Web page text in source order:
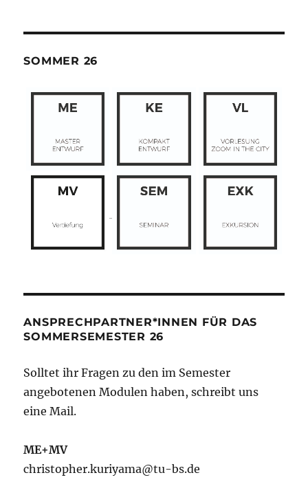
SOMMER 26
ANSPRECHPARTNER*INNEN FÜR DAS
SOMMERSEMESTER 26
Solltet ihr Fragen zu den im Semester
angebotenen Modulen haben, schreibt uns
eine Mail.
ME+MV
christopher.kuriyama@tu-bs.de